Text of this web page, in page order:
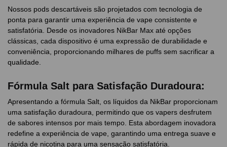
Nossos pods descartáveis são projetados com tecnologia de
ponta para garantir uma experiência de vape consistente e
satisfatória. Desde os inovadores NikBar Max até opções
clássicas, cada dispositivo é uma expressão de durabilidade e
conveniência, proporcionando milhares de puffs sem sacrificar a
qualidade.
Fórmula Salt para Satisfação Duradoura:
Apresentando a fórmula Salt, os líquidos da NikBar proporcionam
uma satisfação duradoura, permitindo que os vapers desfrutem
de sabores intensos por mais tempo. Esta abordagem inovadora
redefine a experiência de vape, garantindo uma entrega suave e
rápida de nicotina para uma sensação satisfatória.